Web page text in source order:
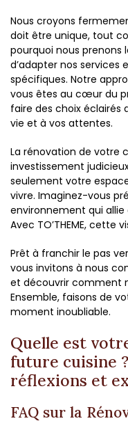
Nous croyons
doit être unique, tout
pourquoi nous prenons
d’adapter nos services
spécifiques. Notre
vous êtes au cœur du
faire des choix éclairés
vie et à vos attentes.
La rénovation de votre
investissement
seulement votre
vivre. Imaginez-vous
environnement qui
Avec TO’THEME, cette
Prêt à franchir le pas
vous invitons à nous
et découvrir comment
Ensemble, faisons de
moment inoubliable.
Quelle est
future cuisine
réflexions et
FAQ sur la